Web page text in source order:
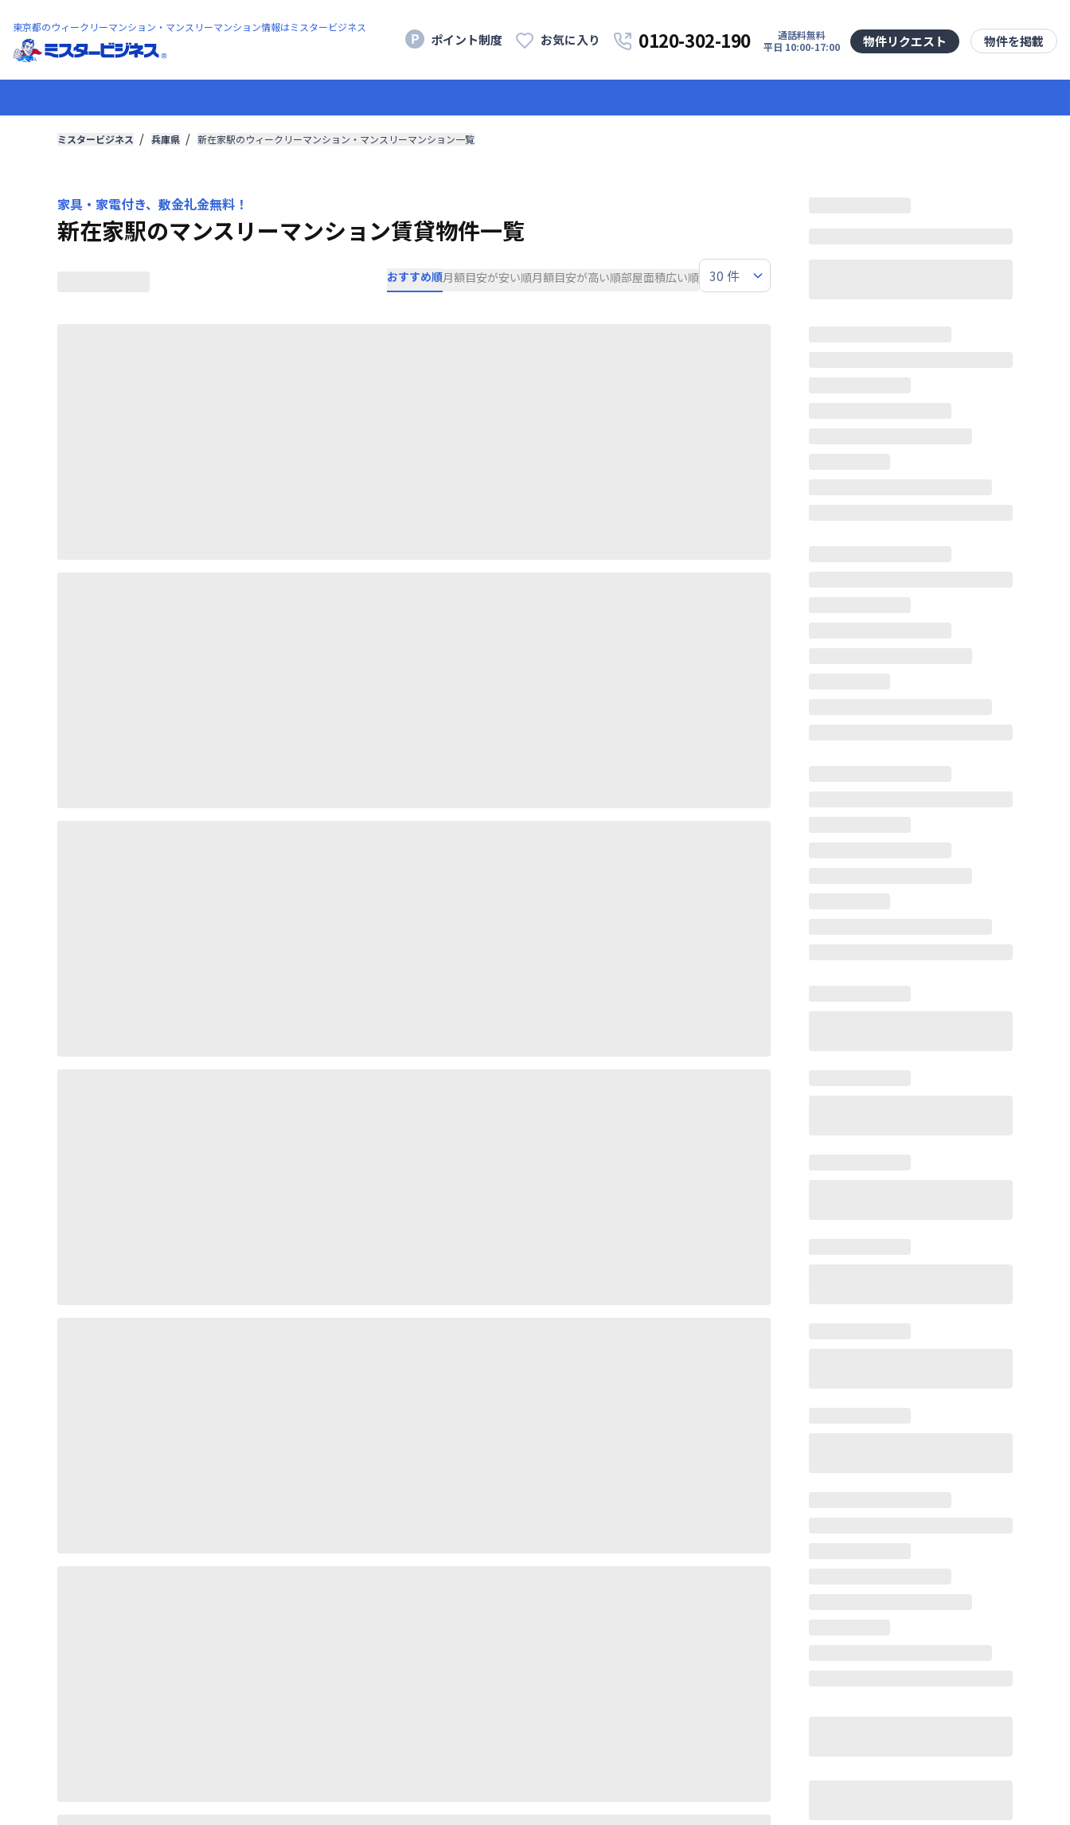
東京都のウィークリーマンション・マンスリーマンション情報はミスタービジネス
ポイント制度 お気に入り 0120-302-190
通話料無料
平日 10:00-17:00
物件リクエスト 物件を掲載
ミスタービジネス 兵庫県 新在家駅のウィークリーマンション・マンスリーマンション一覧
家具・家電付き、敷金礼金無料！
新在家駅のマンスリーマンション賃貸物件一覧
おすすめ順月額目安が安い順月額目安が高い順部屋面積広い順